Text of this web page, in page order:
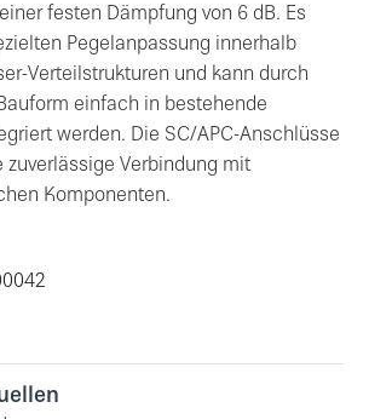
festen Dämpfung von 6 dB. Es
Pegelanpassung innerhalb
Verteilstrukturen und kann durch
einfach in bestehende
werden. Die SC/APC-Anschlüsse
zuverlässige Verbindung mit
Komponenten.